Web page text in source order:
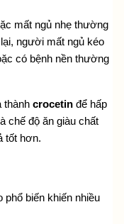
mất ngủ nhẹ thường
người mất ngủ kéo
có bệnh nền thường
thành crocetin để hấp
chế độ ăn giàu chất
tốt hơn.
phổ biến khiến nhiều